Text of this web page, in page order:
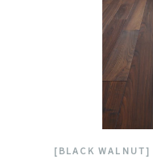
[BLACK WALNUT]